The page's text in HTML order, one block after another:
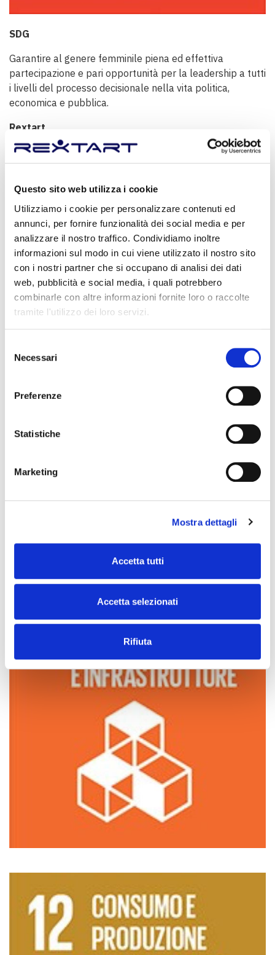
Questo sito web utilizza i cookie
Utilizziamo i cookie per personalizzare contenuti ed
annunci, per fornire funzionalità dei social media e per
analizzare il nostro traffico. Condividiamo inoltre
informazioni sul modo in cui viene utilizzato il nostro sito
con i nostri partner che si occupano di analisi dei dati
web, pubblicità e social media, i quali potrebbero
combinarle con altre informazioni fornite loro o raccolte
tramite l'utilizzo dei loro servizi.
delNecessari
Preferenze
Statistiche
Marketing
Mostra dettagli
Accetta tutti
Accetta selezionati
Rifiuta
SDG
Garantire al genere femminile piena ed effettiva
partecipazione e pari opportunità per la leadership a tutti
i livelli del processo decisionale nella vita politica,
economica e pubblica.
Rextart
In Rextart non esiste alcuna disparità di trattamento tra
persone appartenenti a generi diversi. Vengono e
persone appartenenti a generi differenti.
ALTRI OBIETTIVI